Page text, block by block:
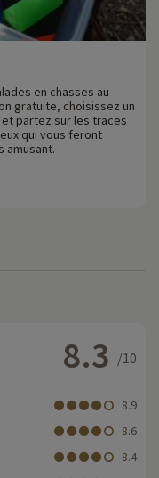
en chasses au
gratuite, choisissez un
partez sur les traces
qui vous feront
amusant.
8.3 /10
8.9
8.6
8.4